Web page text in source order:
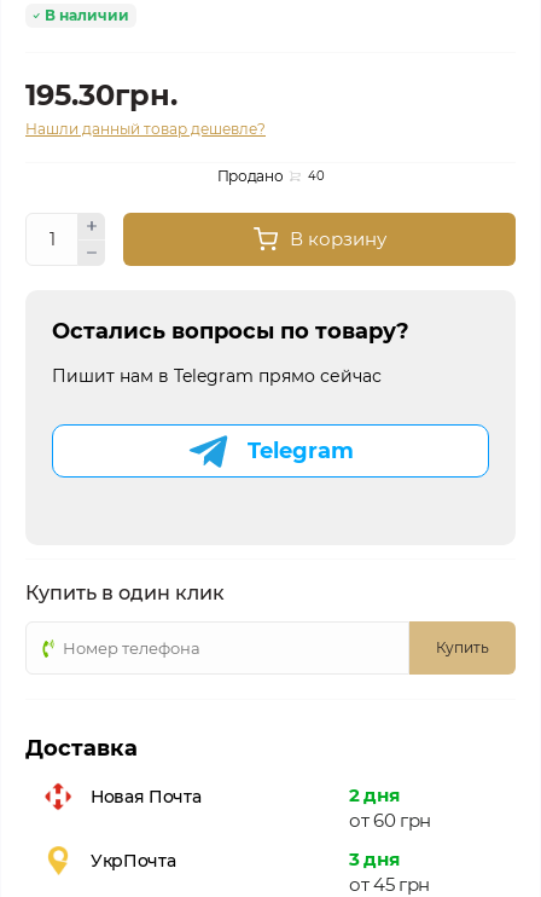
В наличии
195.30грн.
Нашли данный товар дешевле?
Продано 40
В корзину
Остались вопросы по товару?
Пишит нам в Telegram прямо сейчас
Telegram
Купить в один клик
Купить
Доставка
Новая Почта
2 дня
от 60 грн
УкрПочта
3 дня
от 45 грн